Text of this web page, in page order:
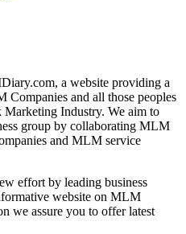
a website providing a
and all those peoples
Industry. We aim to
group by collaborating MLM
and MLM service
effort by leading business
website on MLM
we assure you to offer latest